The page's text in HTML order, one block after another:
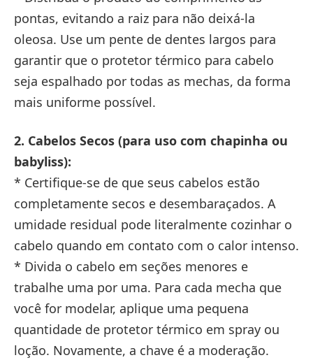
pontas, evitando a raiz para não deixá-la
oleosa. Use um pente de dentes largos para
garantir que o protetor térmico para cabelo
seja espalhado por todas as mechas, da forma
mais uniforme possível.
2. Cabelos Secos (para uso com chapinha ou
babyliss):
* Certifique-se de que seus cabelos estão
completamente secos e desembaraçados. A
umidade residual pode literalmente cozinhar o
cabelo quando em contato com o calor intenso.
* Divida o cabelo em seções menores e
trabalhe uma por uma. Para cada mecha que
você for modelar, aplique uma pequena
quantidade de protetor térmico em spray ou
loção. Novamente, a chave é a moderação.